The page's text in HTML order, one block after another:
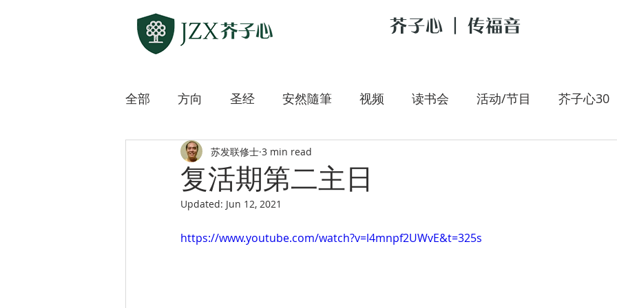
芥子心 | 传福音
全部 方向 圣经 安然隨筆 视频 读书会 活动/节目 芥子心30
敲开各方宗教之门 上主是我的牧者
迷路的羊 微微道来
复活期第二主日
苏发联修士 3 min read
Updated: Jun 12, 2021
https://www.youtube.com/watch?v=l4mnpf2UWvE&t=325s